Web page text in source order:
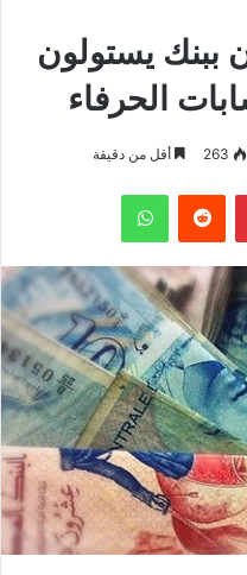
يستولون
263 أقل من دقيقة
بينتيريست واتساب